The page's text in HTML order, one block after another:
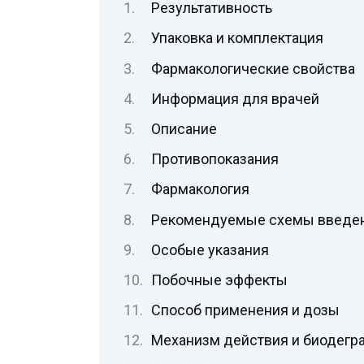
Результативность
Упаковка и комплектация
Фармакологические свойства
Информация для врачей
Описание
Противопоказания
Фармакология
Рекомендуемые схемы
Особые указания
Побочные эффекты
Способ применения и дозы
Механизм действия и